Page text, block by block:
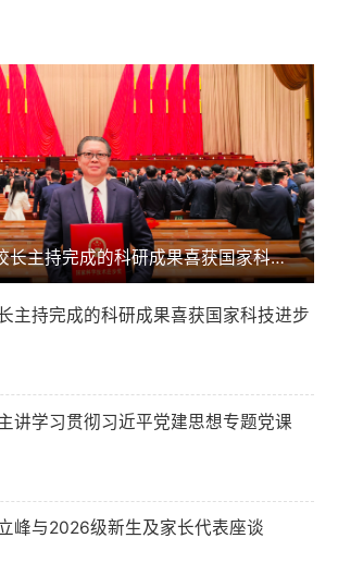
重磅！张立峰校长主持完成的科研成果喜获国家科技进步二等奖
主持完成的科研成果喜获国家科技进步
讲学习贯彻习近平党建思想专题党课
峰与2026级新生及家长代表座谈